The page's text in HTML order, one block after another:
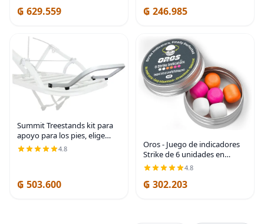
₲ 629.559
premium de nylon real de
₲ 246.985
Summit Treestands kit para
apoyo para los pies, elige
tamaño
4.8
₲ 503.600
Oros - Juego de indicadores
Strike de 6 unidades en
varios colores
4.8
₲ 302.203